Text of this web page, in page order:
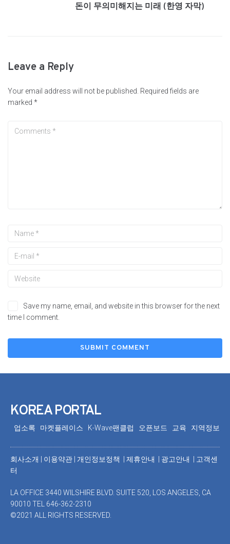
돈이 무의미해지는 미래 (한영 자막)
Leave a Reply
Your email address will not be published. Required fields are
marked *
Save my name, email, and website in this browser for the next
time I comment.
KOREA PORTAL
업소록 마켓플레이스 K-Wave팬클럽 오픈보드 교육 지역정보
회사소개 이용약관 개인정보정책 | 제휴안내 | 광고안내
고객센
터
LA OFFICE 3440 WILSHIRE BLVD. SUITE 520, LOS ANGELES, CA
90010 TEL 646-362-2310
©2021 ALL RIGHTS RESERVED.